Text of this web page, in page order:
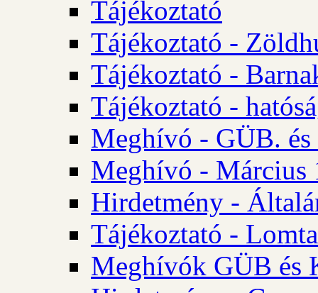
Tájékoztató
Tájékoztató -
Tájékoztató -
Tájékoztató -
Meghívó - GÜB.
Meghívó - Március
Hirdetmény -
Tájékoztató -
Meghívók GÜB és